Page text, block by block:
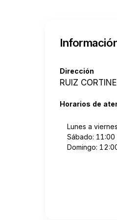
Dirección
RUIZ
Horarios de
Lunes a
Sábado:
Domingo: